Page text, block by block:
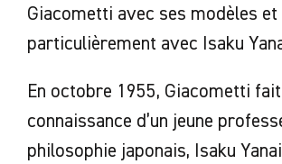
Giacometti avec ses modèles et
particulièrement avec Isaku
En octobre 1955, Giacometti
connaissance d’un jeune
philosophie japonais, Isaku